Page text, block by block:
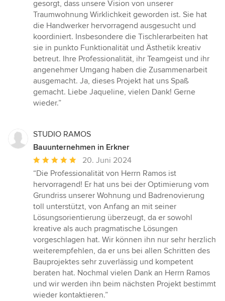
gesorgt, dass unsere Vision von unserer
Traumwohnung Wirklichkeit geworden ist. Sie hat
die Handwerker hervorragend ausgesucht und
koordiniert. Insbesondere die Tischlerarbeiten hat
sie in punkto Funktionalität und Ästhetik kreativ
betreut. Ihre Professionalität, ihr Teamgeist und ihr
angenehmer Umgang haben die Zusammenarbeit
ausgemacht. Ja, dieses Projekt hat uns Spaß
gemacht. Liebe Jaqueline, vielen Dank! Gerne
wieder.”
STUDIO RAMOS
Bauunternehmen in Erkner
Durchschnittliche
Bewertung:
5
von
5
Sternen
20. Juni 2024
“Die Professionalität von Herrn Ramos ist
hervorragend! Er hat uns bei der Optimierung vom
Grundriss unserer Wohnung und Badrenovierung
toll unterstützt, von Anfang an mit seiner
Lösungsorientierung überzeugt, da er sowohl
kreative als auch pragmatische Lösungen
vorgeschlagen hat. Wir können ihn nur sehr herzlich
weiterempfehlen, da er uns bei allen Schritten des
Bauprojektes sehr zuverlässig und kompetent
beraten hat. Nochmal vielen Dank an Herrn Ramos
und wir werden ihn beim nächsten Projekt bestimmt
wieder kontaktieren.”